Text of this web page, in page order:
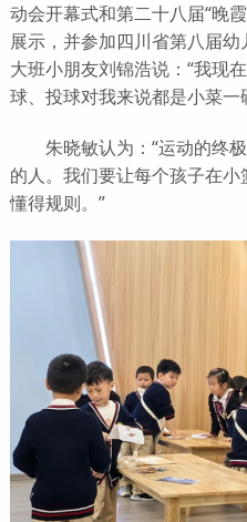
动会开幕式和第二十八届“晚
展示，并参加四川省第八届
大班小朋友刘锦浩说：“我现
球、投球对我来说都是小菜
朱晓敏认为：“运动的终极
的人。我们要让每个孩子在小
懂得规则。”